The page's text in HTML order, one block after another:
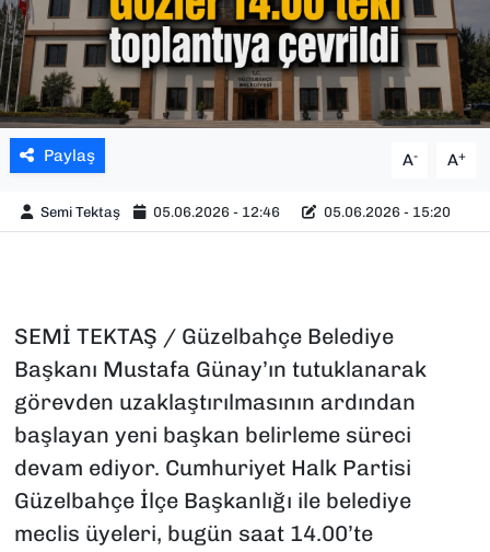
Paylaş A- A+
Semi Tektaş 05.06.2026 - 12:46 05.06.2026 - 15:20
SEMİ TEKTAŞ / Güzelbahçe Belediye
Başkanı Mustafa Günay’ın tutuklanarak
görevden uzaklaştırılmasının ardından
başlayan yeni başkan belirleme süreci
devam ediyor. Cumhuriyet Halk Partisi
Güzelbahçe İlçe Başkanlığı ile belediye
meclis üyeleri, bugün saat 14.00’te
YAŞAM
YEREL YÖNETİMLER